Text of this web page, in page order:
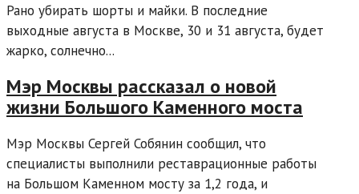
Рано убирать шорты и майки. В последние
выходные августа в Москве, 30 и 31 августа, будет
жарко, солнечно...
Мэр Москвы рассказал о новой
жизни Большого Каменного моста
Мэр Москвы Сергей Собянин сообщил, что
специалисты выполнили реставрационные работы
на Большом Каменном мосту за 1,2 года, и